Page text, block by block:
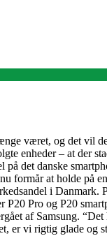
været, og det vil
enheder – at der
det danske
formår at holde på
i
Pro og P20
af Samsung.
er vi rigtig glade og